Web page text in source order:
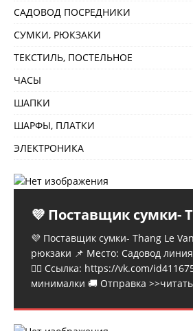
САДОВОД ПОСРЕДНИКИ
СУМКИ, РЮКЗАКИ
ТЕКСТИЛЬ, ПОСТЕЛЬНОЕ
ЧАСЫ
ШАПКИ
ШАРФЫ, ПЛАТКИ
ЭЛЕКТРОНИКА
💜 Поставщик сумки-
💜 Поставщик сумки- Thang Le
рюкзаки 📌 Место: Садовод
👉🏻 Ссылка: https://vk.com/
минималки 🚚 Отправка